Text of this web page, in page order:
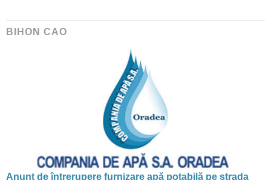
BIHON CAO
Anunț de întrerupere furnizare apă potabilă pe strada